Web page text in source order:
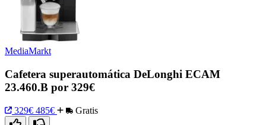
MediaMarkt
Cafetera superautomática DeLonghi ECAM
23.460.B por 329€
329€ 485€ Gratis